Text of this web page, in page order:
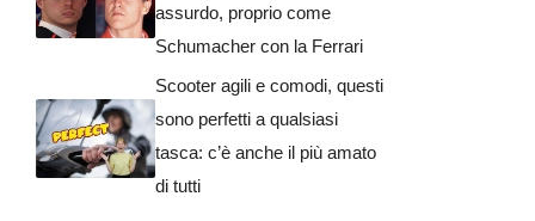
assurdo, proprio come
Schumacher con la Ferrari
Scooter agili e comodi, questi
sono perfetti a qualsiasi
tasca: c’è anche il più amato
di tutti